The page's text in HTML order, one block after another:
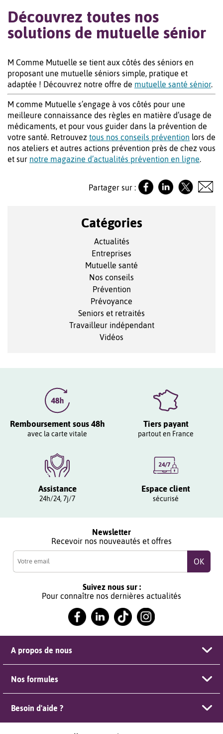
Découvrez toutes nos
solutions de mutuelle sénior
M Comme Mutuelle se tient aux côtés des séniors en
proposant une mutuelle séniors simple, pratique et
adaptée ! Découvrez notre offre de mutuelle santé sénior.
M comme Mutuelle s’engage à vos côtés pour une
meilleure connaissance des règles en matière d’usage de
médicaments, et pour vous guider dans la prévention de
votre santé. Retrouvez tous nos conseils prévention lors de
nos ateliers et autres actions prévention près de chez vous
et sur notre magazine d’actualités prévention en ligne.
Partager sur :
Catégories
Actualités
Entreprises
Mutuelle santé
Nos conseils
Prévention
Prévoyance
Seniors et retraités
Travailleur indépendant
Vidéos
Remboursement sous 48h
avec la carte vitale
Tiers payant
partout en France
Assistance
24h/24, 7j/7
Espace client
sécurisé
Newsletter
Recevoir nos nouveautés et offres
Suivez nous sur :
Pour connaître nos dernières actualités
A propos de nous
Nos formules
Besoin d'aide ?